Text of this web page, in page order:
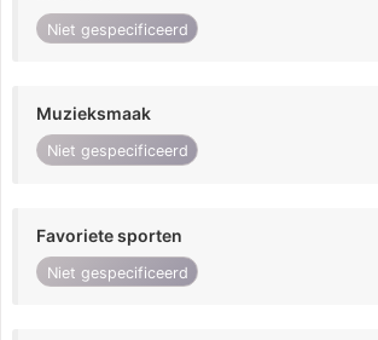
Niet gespecificeerd
Muzieksmaak
Niet gespecificeerd
Favoriete sporten
Niet gespecificeerd